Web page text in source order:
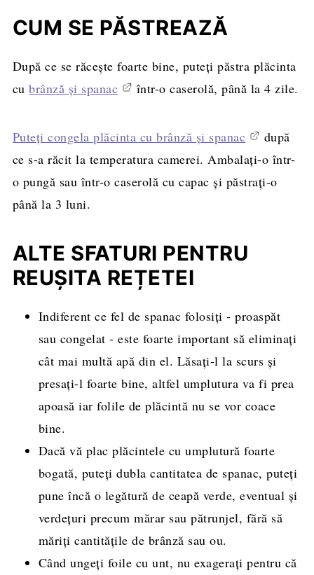
CUM SE PĂSTREAZĂ
După ce se răcește foarte bine, puteți păstra plăcinta
cubrânză și spanac într-o caserolă, până la 4 zile.
Puteți congela plăcinta cu brânză și spanac
după
ce s-a răcit la temperatura camerei. Ambalați-o într-
o pungă sau într-o caserolă cu capac și păstrați-o
până la 3 luni.
ALTE SFATURI PENTRU
REUȘITA REȚETEI
Indiferent ce fel de spanac folosiți - proaspăt
sau congelat - este foarte important să eliminați
cât mai multă apă din el. Lăsați-l la scurs și
presați-l foarte bine, altfel umplutura va fi prea
apoasă iar folile de plăcintă nu se vor coace
bine.
Dacă vă plac plăcintele cu umplutură foarte
bogată, puteți dubla cantitatea de spanac, puteți
pune încă o legătură de ceapă verde, eventual și
verdețuri precum mărar sau pătrunjel, fără să
măriți cantitățile de brânză sau ou.
Când ungeți foile cu unt, nu exagerați pentru că